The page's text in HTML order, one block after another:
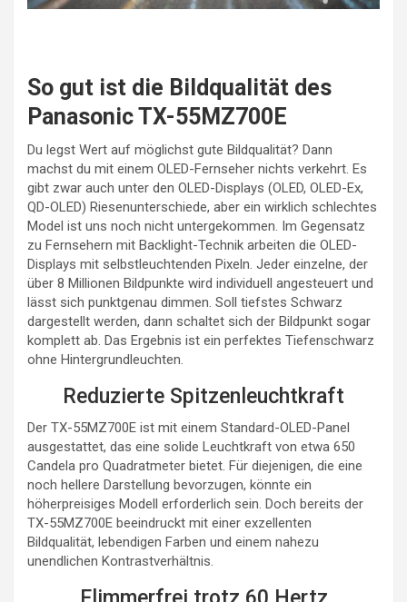
So gut ist die Bildqualität des
Panasonic TX-55MZ700E
Du legst Wert auf möglichst gute Bildqualität? Dann
machst du mit einem OLED-Fernseher nichts verkehrt. Es
gibt zwar auch unter den OLED-Displays (OLED, OLED-Ex,
QD-OLED) Riesenunterschiede, aber ein wirklich schlechtes
Model ist uns noch nicht untergekommen. Im Gegensatz
zu Fernsehern mit Backlight-Technik arbeiten die OLED-
Displays mit selbstleuchtenden Pixeln. Jeder einzelne, der
über 8 Millionen Bildpunkte wird individuell angesteuert und
lässt sich punktgenau dimmen. Soll tiefstes Schwarz
dargestellt werden, dann schaltet sich der Bildpunkt sogar
komplett ab. Das Ergebnis ist ein perfektes Tiefenschwarz
ohne Hintergrundleuchten.
Reduzierte Spitzenleuchtkraft
Der TX-55MZ700E ist mit einem Standard-OLED-Panel
ausgestattet, das eine solide Leuchtkraft von etwa 650
Candela pro Quadratmeter bietet. Für diejenigen, die eine
noch hellere Darstellung bevorzugen, könnte ein
höherpreisiges Modell erforderlich sein. Doch bereits der
TX-55MZ700E beeindruckt mit einer exzellenten
Bildqualität, lebendigen Farben und einem nahezu
unendlichen Kontrastverhältnis.